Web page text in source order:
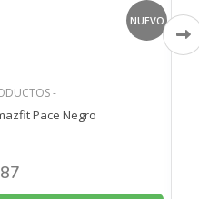
NUEVO
-
Pace Negro